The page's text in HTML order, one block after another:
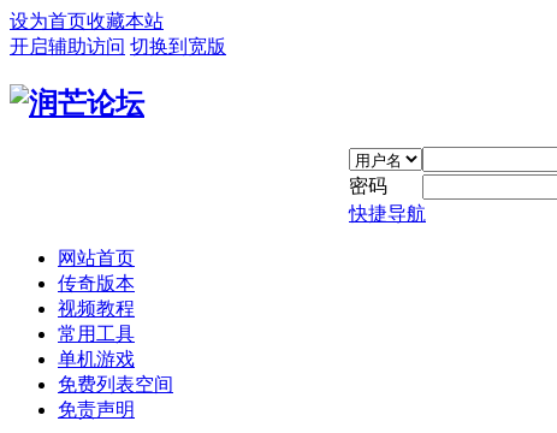
设为首页收藏本站
开启辅助访问 切换到宽版
密码
快捷导航
网站首页
传奇版本
视频教程
常用工具
单机游戏
免费列表空间
免责声明